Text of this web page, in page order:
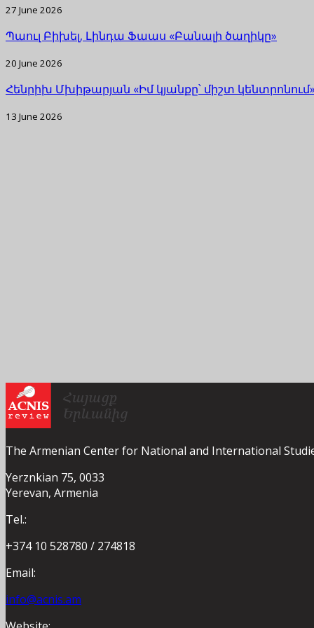
27 June 2026
Պաուլ Բիխել, Լինդա Ֆաաս «Բանալի ծաղիկը»
20 June 2026
Հենրիխ Մխիթարյան «Իմ կյանքը՝ միշտ
13 June 2026
The Armenian Center for National and International
Yerznkian 75, 0033
Yerevan, Armenia
Tel.:
+374 10 528780 / 274818
Email:
info@acnis.am